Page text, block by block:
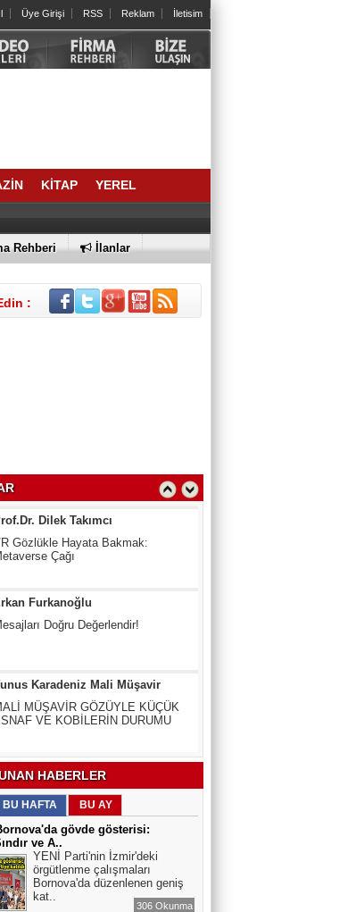
Üye Girişi RSS Reklam İletisim
KİTAP YEREL
Rehberi İlanlar
:
"Sessiz" Tehlike: Kan
Ne Kadar Sağlıklı?
Keskin
NE ZAMAN AİDATLA KURULAN
SALTANATINA GELECEK?
DEĞİRMENCİ
bir Halil Atila abi; geldi,
SELAHATTİN DAVER
Dilek Takımcı
Gözlükle Hayata Bakmak:
Çağı
Furkanoğlu
VE KOBİLERİN DURUMU
Dr. Veli Kala
Ne Kadar Sağlıklı?
Arslan Keskin
SCOOTERLAR
MI? GÜVENLİK Mİ,
MÜ?
HABERLER
BU HAFTA BU AY
gövde gösterisi:
ve A..
YENİ Parti'nin İzmir'deki
örgütlenme çalışmaları
Bornova'da düzenlenen geniş
kat..
306 Okunma